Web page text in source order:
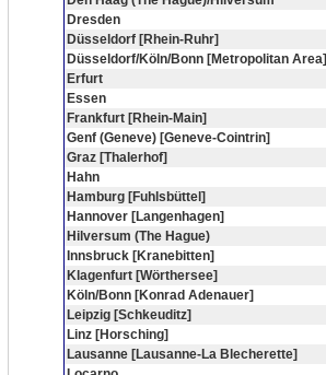
Dresden
Düsseldorf [Rhein-Ruhr]
Düsseldorf/Köln/Bonn [Metropolitan Area]
Erfurt
Essen
Frankfurt [Rhein-Main]
Genf (Geneve) [Geneve-Cointrin]
Graz [Thalerhof]
Hahn
Hamburg [Fuhlsbüttel]
Hannover [Langenhagen]
Hilversum (The Hague)
Innsbruck [Kranebitten]
Klagenfurt [Wörthersee]
Köln/Bonn [Konrad Adenauer]
Leipzig [Schkeuditz]
Linz [Horsching]
Lausanne [Lausanne-La Blecherette]